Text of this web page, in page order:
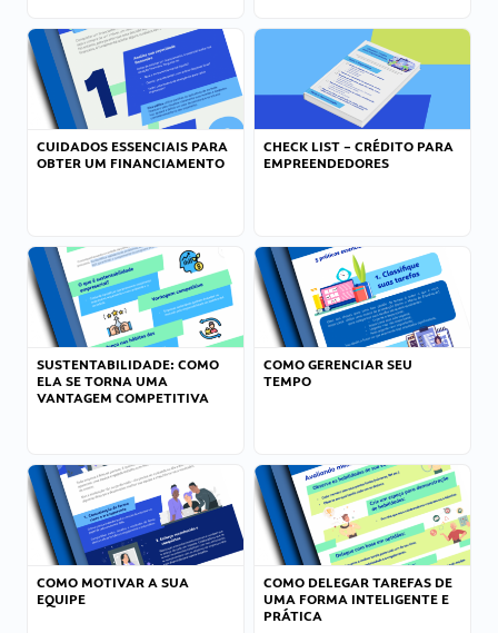
CUIDADOS ESSENCIAIS PARA
OBTER UM FINANCIAMENTO
CHECK LIST – CRÉDITO PARA
EMPREENDEDORES
SUSTENTABILIDADE: COMO
ELA SE TORNA UMA
VANTAGEM COMPETITIVA
COMO GERENCIAR SEU
TEMPO
COMO MOTIVAR A SUA
EQUIPE
COMO DELEGAR TAREFAS DE
UMA FORMA INTELIGENTE E
PRÁTICA